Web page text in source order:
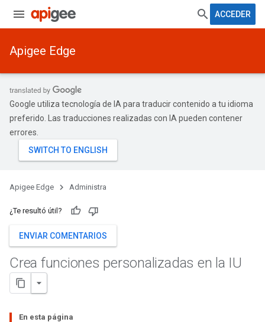
ACCEDER
Apigee Edge
Google utiliza tecnología de IA para traducir contenido a tu idioma
preferido. Las traducciones realizadas con IA pueden contener
errores.
Apigee Edge Administra
¿Te resultó útil?
ENVIAR COMENTARIOS
Crea funciones personalizadas en la IU
En esta página